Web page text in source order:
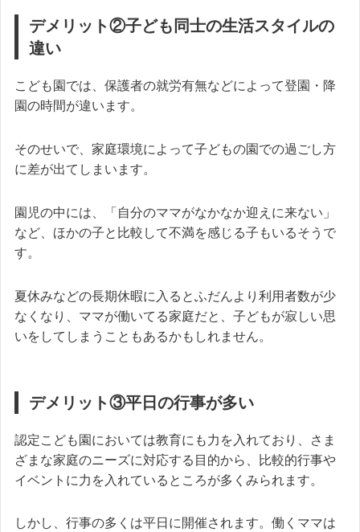
デメリット②子ども同士の生活スタイルの
違い
こども園では、保護者の就労有無などによって登園・降
園の時間が違います。
そのせいで、家庭環境によって子どもの園での過ごし方
に差が出てしまいます。
園児の中には、「自分のママがなかなか迎えに来ない」
など、ほかの子と比較して不満を感じる子もいるそうで
す。
夏休みなどの長期休暇に入るとふだんより利用者数が少
なくなり、ママが働いてる家庭だと、子どもが寂しい思
いをしてしまうこともあるかもしれません。
デメリット③平日の行事が多い
認定こども園においては教育にも力を入れており、さま
ざまな家庭のニーズに対応する目的から、比較的行事や
イベントに力を入れているところが多くみられます。
しかし、行事の多くは平日に開催されます。働くママは